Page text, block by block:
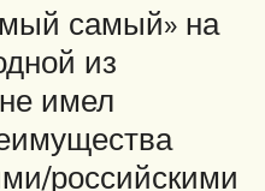
самый» на
из
имел
российскими